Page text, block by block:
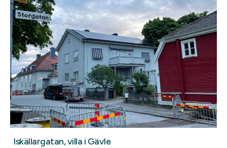
Iskällargatan, villa i Gävle